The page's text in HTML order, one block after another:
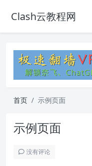
Clash云教程网
首页 示例页面
示例页面
没有评论